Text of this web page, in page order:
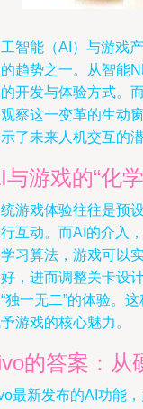
智能（AI）与游戏
趋势之一。从智能
开发与体验方式。
察这一变革的生动
了未来人机交互的潜
与游戏的“化
游戏体验往往是预
互动。而AI的介入
习算法，游戏可以
，进而调整关卡设
独一无二”的体验。
游戏的核心魅力。
的答案：从
最新发布的AI功能